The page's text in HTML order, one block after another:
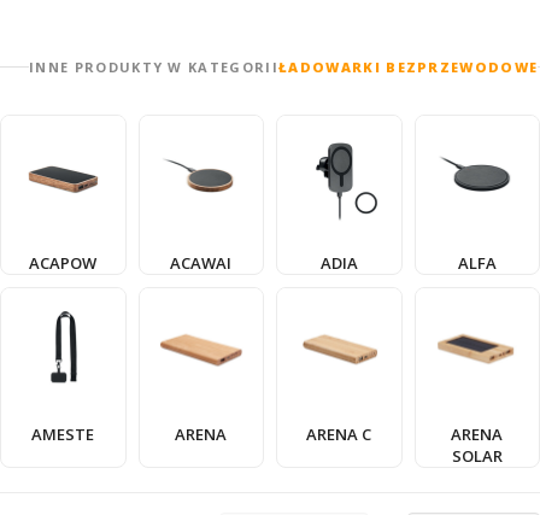
INNE PRODUKTY W KATEGORIIŁADOWARKI BEZPRZEWODOWE
ACAPOW ACAWAI ADIA ALFA
AMESTE ARENA ARENA C
ARENA
SOLAR